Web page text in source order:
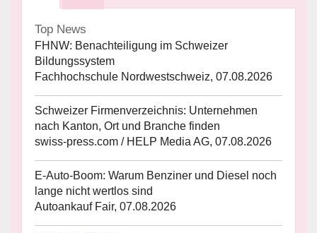
Top News
FHNW: Benachteiligung im Schweizer
Bildungssystem
Fachhochschule Nordwestschweiz, 07.08.2026
Schweizer Firmenverzeichnis: Unternehmen
nach Kanton, Ort und Branche finden
swiss-press.com / HELP Media AG, 07.08.2026
E-Auto-Boom: Warum Benziner und Diesel noch
lange nicht wertlos sind
Autoankauf Fair, 07.08.2026